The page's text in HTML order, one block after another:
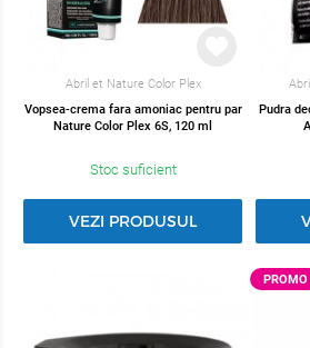
Abril et Nature Color Plex
Vopsea-crema fara amoniac pentru par
Nature Color Plex 6S, 120 ml
Stoc suficient
VEZI PRODUSUL
Pudra
PROMO